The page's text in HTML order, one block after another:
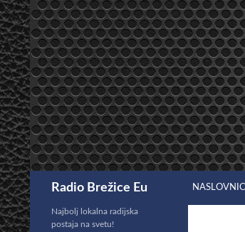
Preskoči
na
vsebino
Radio Brežice Eu
Najbolj lokalna radijska
postaja na svetu!